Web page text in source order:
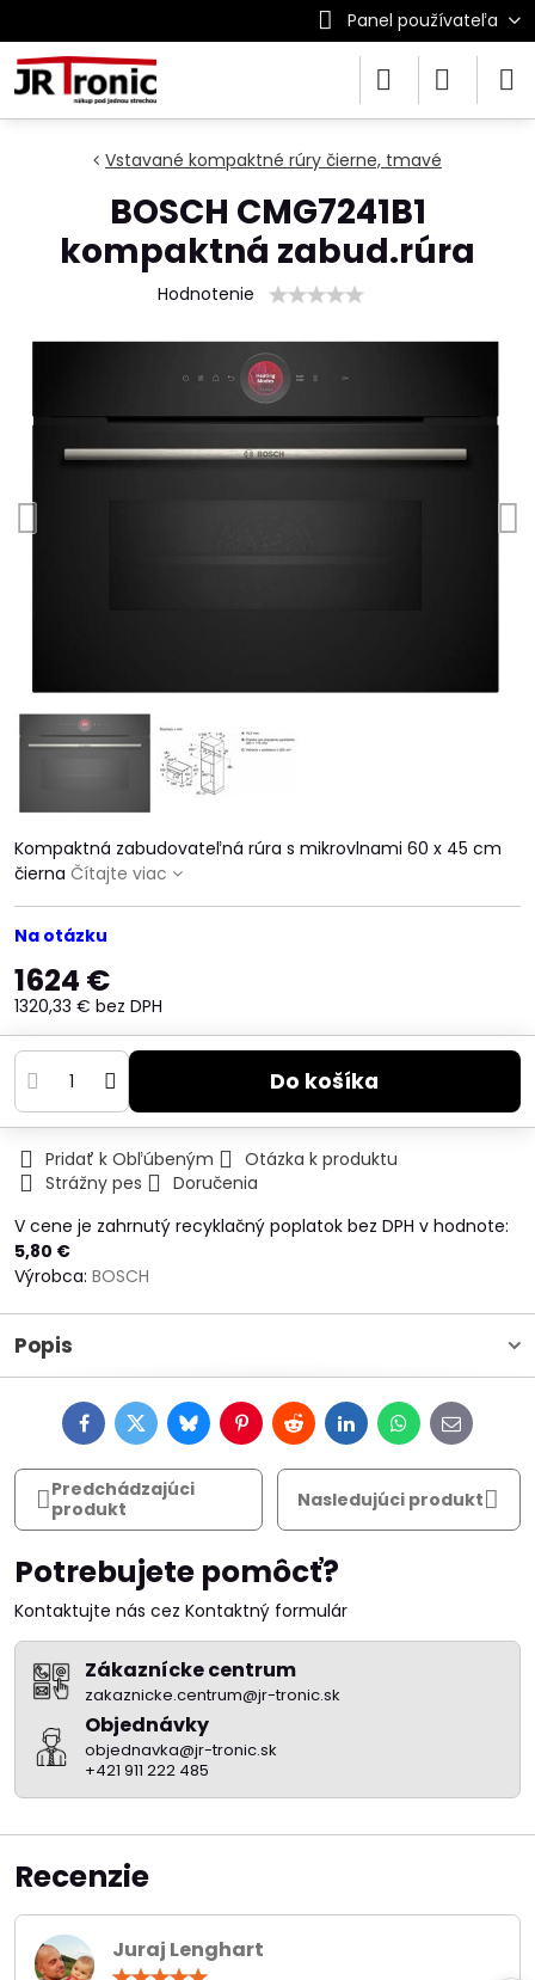
Panel používateľa
Vstavané kompaktné rúry čierne, tmavé
BOSCH CMG7241B1
kompaktná zabud.rúra
Hodnotenie
Kompaktná zabudovateľná rúra s mikrovlnami 60 x 45 cm
čierna Čítajte viac
Na otázku
1624 €
1320,33 € bez DPH
Do košíka
Pridať k Obľúbeným
Otázka k produktu
Strážny pes
Doručenia
V cene je zahrnutý recyklačný poplatok bez DPH v hodnote:
5,80 €
Výrobca: BOSCH
Popis
FacebookTwitterBlueskyPinterestRedditLinkedInWhatsApp
E-
mail
Predchádzajúci
produkt
Nasledujúci produkt
Potrebujete pomôcť?
Kontaktujte nás cez Kontaktný formulár
Zákaznícke centrum
zakaznicke.centrum@jr-tronic.sk
Objednávky
objednavka@jr-tronic.sk
+421 911 222 485
Recenzie
Juraj Lenghart